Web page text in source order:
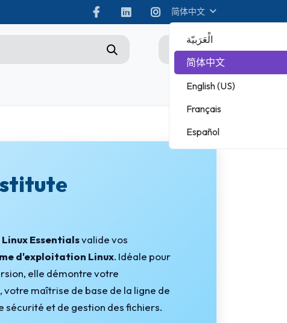
简体中文
الْعَرَبيّة
简体中文
English (US)
Français
Español
MICROSOFT
Essentialsvalide vos
d'exploitation Linux. Idéale pour
elle démontre votre
maîtrise de base de la ligne de
et de gestion des fichiers.